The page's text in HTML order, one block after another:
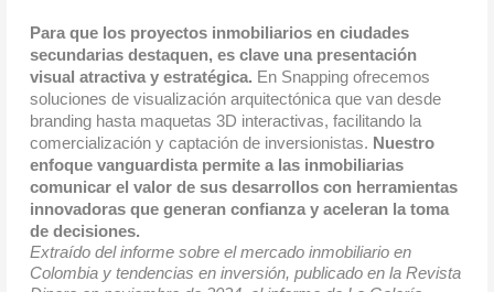
Para que los proyectos inmobiliarios en ciudades
secundarias destaquen, es clave una presentación
visual atractiva y estratégica. En Snapping ofrecemos
soluciones de visualización arquitectónica que van desde
branding hasta maquetas 3D interactivas, facilitando la
comercialización y captación de inversionistas. Nuestro
enfoque vanguardista permite a las inmobiliarias
comunicar el valor de sus desarrollos con herramientas
innovadoras que generan confianza y aceleran la toma
de decisiones.
Extraído del informe sobre el mercado inmobiliario en
Colombia y tendencias en inversión, publicado en la Revista